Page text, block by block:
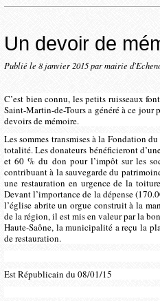
Un devoir de
Publié le 8 janvier 2015par mairie
C’est bien connu, les petits ruisseaux
Saint-Martin-de-Tours a généré à ce jour
devoirs de mémoire.
Les sommes transmises à la Fondation
totalité. Les donateurs bénéficieront
et 60 % du don pour l’impôt sur les
contribuant à la sauvegarde du
une restauration en urgence de la
Devant l’importance de la dépense
l’église abrite un orgue construit à la
de la région, il est mis en valeur par la
Haute-Saône, la municipalité a reçu la
de restauration.
Est Républicain du 08/01/15